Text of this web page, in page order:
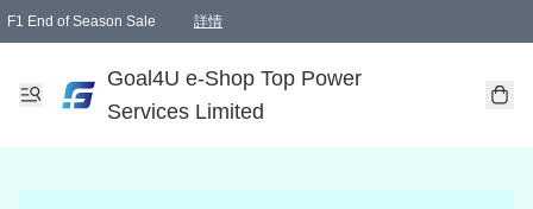
F1 End of Season Sale 詳情
Goal4U e-Shop Top Power
Services Limited